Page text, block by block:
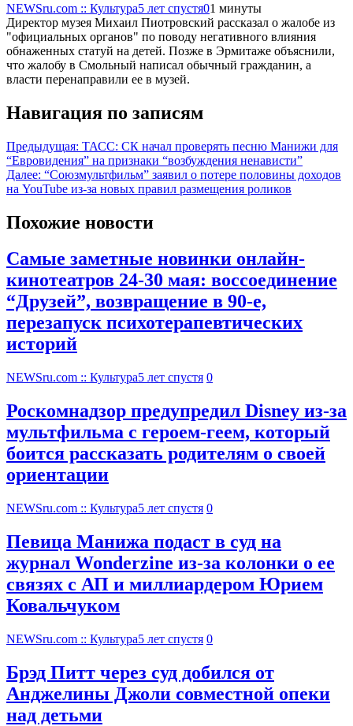
NEWSru.com :: Культура5 лет спустя01 минуты
Директор музея Михаил Пиотровский рассказал о жалобе из
"официальных органов" по поводу негативного влияния
обнаженных статуй на детей. Позже в Эрмитаже объяснили,
что жалобу в Смольный написал обычный гражданин, а
власти перенаправили ее в музей.
Навигация по записям
Предыдущая: ТАСС: СК начал проверять песню Манижи для
“Евровидения” на признаки “возбуждения ненависти”
Далее: “Союзмультфильм” заявил о потере половины доходов
на YouTube из-за новых правил размещения роликов
Похожие новости
Самые заметные новинки онлайн-
кинотеатров 24-30 мая: воссоединение
“Друзей”, возвращение в 90-е,
перезапуск психотерапевтических
историй
NEWSru.com :: Культура5 лет спустя 0
Роскомнадзор предупредил Disney из-за
мультфильма c героем-геем, который
боится рассказать родителям о своей
ориентации
NEWSru.com :: Культура5 лет спустя 0
Певица Манижа подаст в суд на
журнал Wonderzine из-за колонки о ее
связях с АП и миллиардером Юрием
Ковальчуком
NEWSru.com :: Культура5 лет спустя 0
Брэд Питт через суд добился от
Анджелины Джоли совместной опеки
над детьми